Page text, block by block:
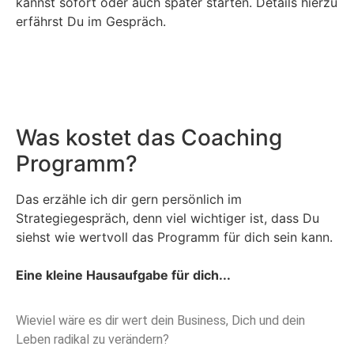
erfährst Du im Gespräch.
Was kostet das Coaching
Programm?
Das erzähle ich dir gern persönlich im
Strategiegespräch, denn viel wichtiger ist, dass Du
siehst wie wertvoll das Programm für dich sein kann.
Eine kleine Hausaufgabe für dich...
Wieviel wäre es dir wert dein Business, Dich und dein
Leben radikal zu verändern?